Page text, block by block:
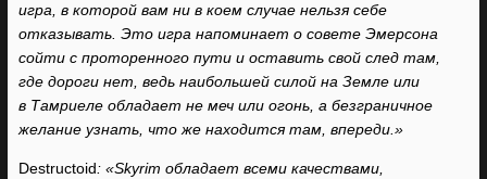
игра, в которой вам ни в коем случае нельзя себе
отказывать. Это игра напоминает о совете Эмерсона
сойти с проторенного пути и оставить свой след там,
где дороги нет, ведь наибольшей силой на Земле или
в Тамриеле обладает не меч или огонь, а безграничное
желание узнать, что же находится там, впереди.»
Destructoid: «Skyrim обладает всеми качествами,